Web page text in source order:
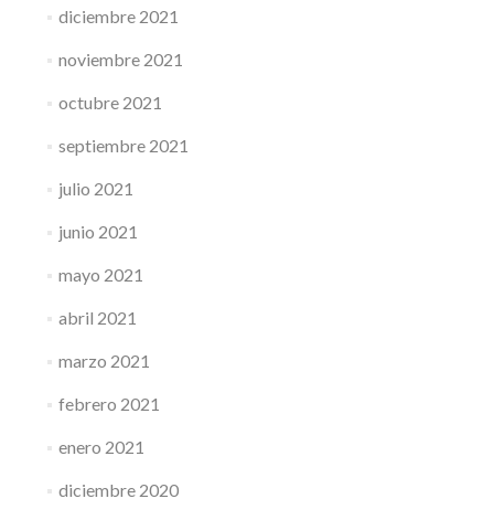
diciembre 2021
noviembre 2021
octubre 2021
septiembre 2021
julio 2021
junio 2021
mayo 2021
abril 2021
marzo 2021
febrero 2021
enero 2021
diciembre 2020